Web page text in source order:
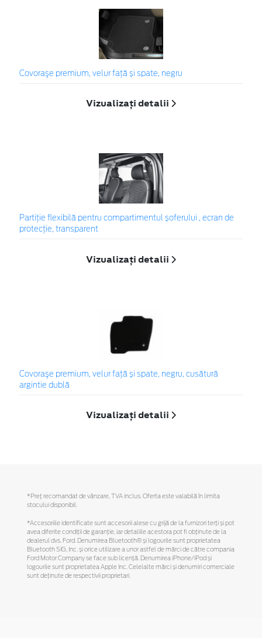
Covoraşe premium, velur față și spate, negru
Vizualizați detalii
Partiție flexibilă pentru compartimentul șoferului , ecran de
protecție, transparent
Vizualizați detalii
Covoraşe premium, velur față și spate, negru, cusătură
argintie dublă
Vizualizați detalii
*Preţ recomandat de vânzare, TVA inclus. Oferta este valabilă în limita
stocului disponibil.
*Accesoriile identificate sunt accesorii alese cu grijă de la furnizori terți și pot
avea diferite condiții de garanție, iar detaliile acestora pot fi obținute de la
dealerul dvs. Ford. Denumirea Bluetooth® și logourile sunt proprietatea
Bluetooth SIG, Inc. și orice utilizare a unor astfel de mărci de către compania
Ford Motor Company se face sub licență. Denumirea iPhone/iPod și
logourile sunt proprietatea Apple Inc. Celelalte mărci și denumiri comerciale
sunt deținute de respectivii proprietari.